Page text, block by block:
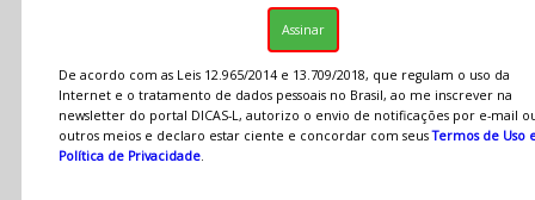
De acordo com as Leis 12.965/2014 e 13.709/2018, que regulam o uso da
Internet e o tratamento de dados pessoais no Brasil, ao me inscrever na
newsletter do portal DICAS-L, autorizo o envio de notificações por e-mail
outros meios e declaro estar ciente e concordar com seusTermos de Uso
Política de Privacidade.